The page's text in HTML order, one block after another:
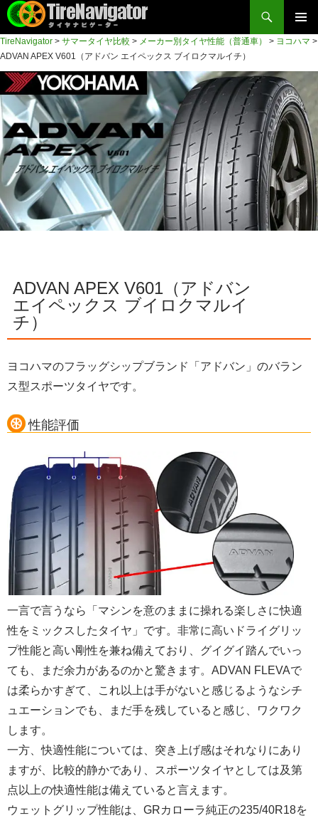
TireNavigator
検
索
メイン
ー
コ
ン
ン
へ
ス
キ
ッ
プ
TireNavigator > サマータイヤ比較 > メーカー別タイヤ性能（普通車） > ヨコハマ >
ADVAN APEX V601（アドバン エイペックス ブイロクマルイチ）
ADVAN APEX V601（アドバン
エイペックス ブイロクマルイ
チ）
ヨコハマのフラッグシップブランド「アドバン」のバラン
ス型スポーツタイヤです。
性能評価
一言で言うなら「マシンを意のままに操れる楽しさに快適
性をミックスしたタイヤ」です。非常に高いドライグリッ
プ性能と高い剛性を兼ね備えており、グイグイ踏んでいっ
ても、まだ余力があるのかと驚きます。ADVAN FLEVAで
は柔らかすぎて、これ以上は手がないと感じるようなシチ
ュエーションでも、まだ手を残していると感じ、ワクワク
します。
一方、快適性能については、突き上げ感はそれなりにあり
ますが、比較的静かであり、スポーツタイヤとしては及第
点以上の快適性能は備えていると言えます。
ウェットグリップ性能は、GRカローラ純正の235/40R18を